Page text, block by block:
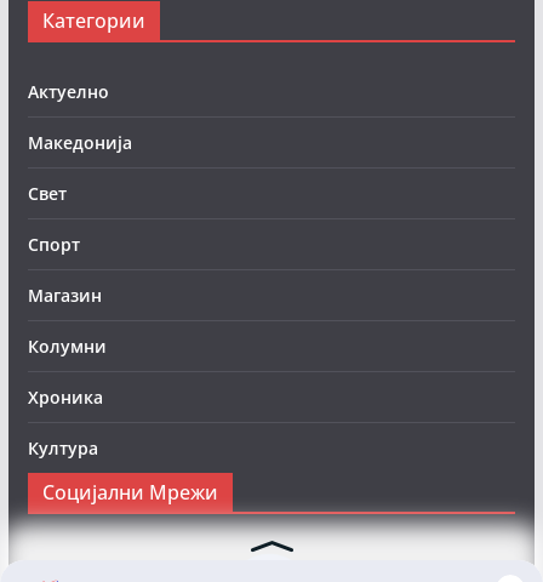
Категории
Актуелно
Македонија
Свет
Спорт
Магазин
Колумни
Хроника
Култура
Социјални Мрежи